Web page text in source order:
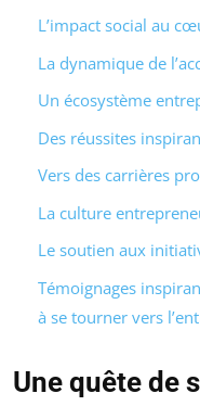
L’impact social au
La dynamique de
Un écosystème
Des réussites
Vers des carrières
La culture
Le soutien aux
Témoignages
à se tourner vers
Une quête de